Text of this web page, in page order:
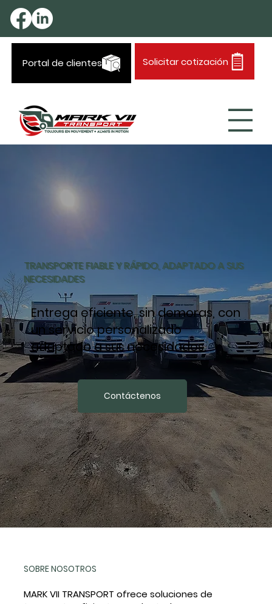
Portal de clientes Solicitar cotización
TRANSPORTE FIABLE Y RÁPIDO, ADAPTADO A SUS
NECESIDADES
Entrega eficiente, sin demoras, con
un servicio personalizado
adaptado a sus necesidades.
Contáctenos
SOBRE NOSOTROS
MARK VII TRANSPORT ofrece soluciones de